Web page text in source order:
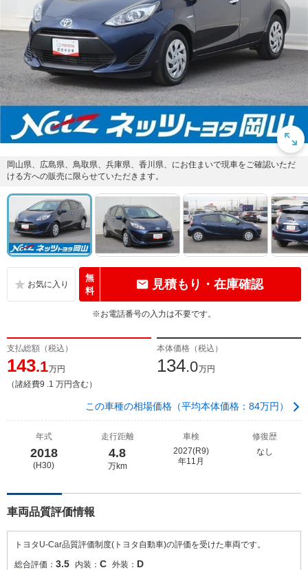
岡山県、広島県、鳥取県、兵庫県、香川県、にお住まいで現車をご確認いただ
ける方への販売に限らせていただきます。
無
料
見積もり・在庫確認
※お電話番号の入力は不要です。
支払総額（税込）
143.1万円
（諸経費9 .1 万円含む）
本体価格（税込）
134.0万円
この車種の相場価格（平均本体価格：84万円）
年式
2018
(H30)
走行距離
4.8
万km
車検
2027(R9)
年11月
修復歴
なし
車両品質評価情報
トヨタU-Car品質評価制度(トヨタ自動車)の評価を受けた車両です。
総合評価： 3.5 内装： C 外装： D